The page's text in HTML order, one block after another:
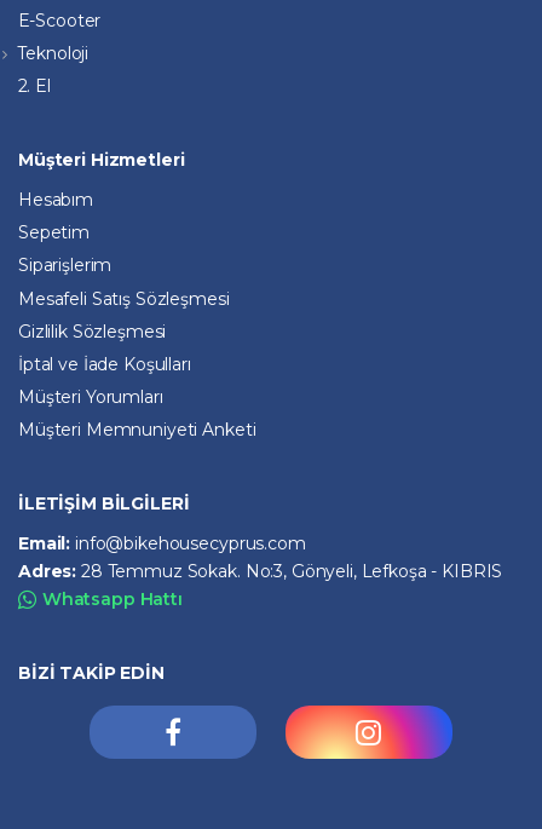
E-Scooter
Teknoloji
2. El
Müşteri Hizmetleri
Hesabım
Sepetim
Siparişlerim
Mesafeli Satış Sözleşmesi
Gizlilik Sözleşmesi
İptal ve İade Koşulları
Müşteri Yorumları
Müşteri Memnuniyeti Anketi
İLETİŞİM BİLGİLERİ
Email: info@bikehousecyprus.com
Adres:28 Temmuz Sokak. No:3, Gönyeli, Lefkoşa - KIBRIS
Whatsapp Hattı
BİZİ TAKİP EDİN